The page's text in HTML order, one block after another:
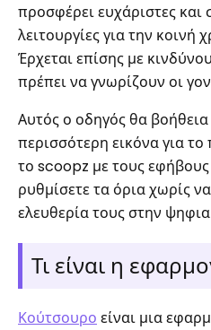
προσφέρει ευχάριστες και
λειτουργίες για την
Έρχεται επίσης με
πρέπει να γνωρίζουν οι
Αυτός ο οδηγός θα βοήθεια
περισσότερη εικόνα για
το scoopz με τους
ρυθμίσετε τα όρια χωρίς
ελευθερία τους στην
Τι είναι η
Κούτσουρο είναι μια